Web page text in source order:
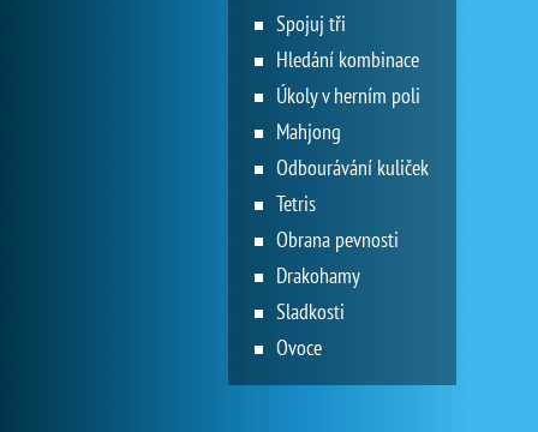
Spojuj tři
Hledání kombinace
Úkoly v herním poli
Mahjong
Odbourávání kuliček
Tetris
Obrana pevnosti
Drakohamy
Sladkosti
Ovoce